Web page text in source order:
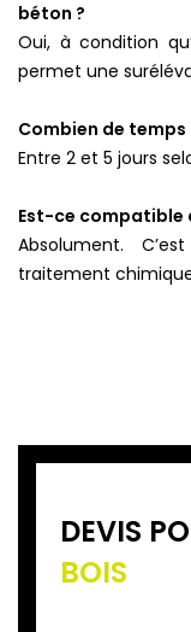
béton ?
Oui, à condition
permet une
Combien de
Entre 2 et 5 jours
Est-ce compatible
Absolument.
traitement
DEVIS
BOIS